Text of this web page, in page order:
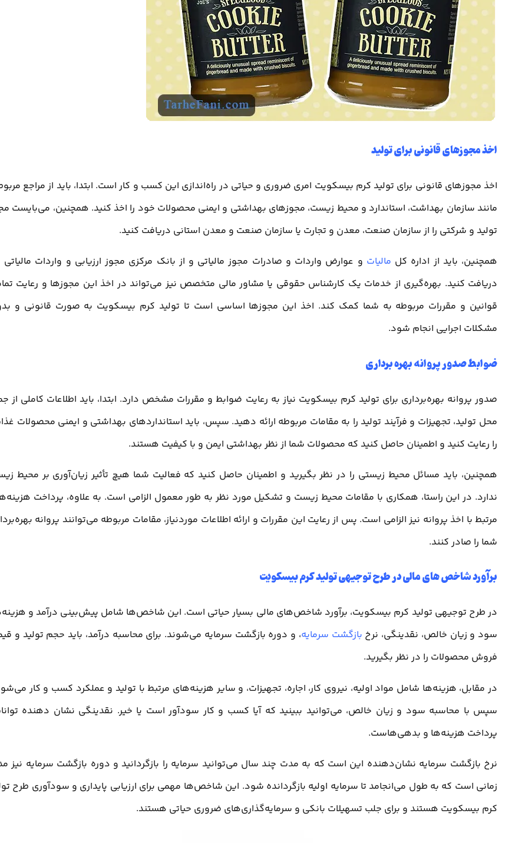
اخذ مجوزهای قانونی برای تولید
اخذ مجوزهای قانونی برای تولید کرم بیسکویت امری ضروری و حیاتی در راه‌اندازی این کسب و کار است. ابتدا، باید از مراجع
مانند سازمان بهداشت، استاندارد و محیط زیست، مجوزهای بهداشتی و ایمنی محصولات خود را اخذ کنید. همچنین، می‌بایست
تولید و شرکتی را از سازمان صنعت، معدن و تجارت یا سازمان صنعت و معدن استانی دریافت کنید.
همچنین، باید از اداره کل مالیات و عوارض واردات و صادرات مجوز مالیاتی و از بانک مرکزی مجوز ارزیابی و واردات مالیاتی
دریافت کنید. بهره‌گیری از خدمات یک کارشناس حقوقی یا مشاور مالی متخصص نیز می‌تواند در اخذ این مجوزها و رعایت
قوانین و مقررات مربوطه به شما کمک کند. اخذ این مجوزها اساسی است تا تولید کرم بیسکویت به صورت قانونی و
مشکلات اجرایی انجام شود.
ضوابط صدور پروانه بهره برداری
صدور پروانه بهره‌برداری برای تولید کرم بیسکویت نیاز به رعایت ضوابط و مقررات مشخص دارد. ابتدا، باید اطلاعات کاملی از
محل تولید، تجهیزات و فرآیند تولید را به مقامات مربوطه ارائه دهید. سپس، باید استانداردهای بهداشتی و ایمنی محصولات
را رعایت کنید و اطمینان حاصل کنید که محصولات شما از نظر بهداشتی ایمن و با کیفیت هستند.
همچنین، باید مسائل محیط زیستی را در نظر بگیرید و اطمینان حاصل کنید که فعالیت شما هیچ تأثیر زیان‌آوری بر محیط
ندارد. در این راستا، همکاری با مقامات محیط زیست و تشکیل مورد نظر به طور معمول الزامی است. به علاوه، پرداخت
مرتبط با اخذ پروانه نیز الزامی است. پس از رعایت این مقررات و ارائه اطلاعات موردنیاز، مقامات مربوطه می‌توانند پروانه
شما را صادر کنند.
برآورد شاخص های مالی در طرح توجیهی تولید کرم بیسکویت
در طرح توجیهی تولید کرم بیسکویت، برآورد شاخص‌های مالی بسیار حیاتی است. این شاخص‌ها شامل پیش‌بینی درآمد و
سود و زیان خالص، نقدینگی، نرخ بازگشت سرمایه، و دوره بازگشت سرمایه می‌شوند. برای محاسبه درآمد، باید حجم تولید و
فروش محصولات را در نظر بگیرید.
در مقابل، هزینه‌ها شامل مواد اولیه، نیروی کار، اجاره، تجهیزات، و سایر هزینه‌های مرتبط با تولید و عملکرد کسب و کار
سپس با محاسبه سود و زیان خالص، می‌توانید ببینید که آیا کسب و کار سودآور است یا خیر. نقدینگی نشان دهنده
پرداخت هزینه‌ها و بدهی‌هاست.
نرخ بازگشت سرمایه نشان‌دهنده این است که به مدت چند سال می‌توانید سرمایه را بازگردانید و دوره بازگشت سرمایه نیز
زمانی است که به طول می‌انجامد تا سرمایه اولیه بازگردانده شود. این شاخص‌ها مهمی برای ارزیابی پایداری و سودآوری طرح
کرم بیسکویت هستند و برای جلب تسهیلات بانکی و سرمایه‌گذاری‌های ضروری حیاتی هستند.